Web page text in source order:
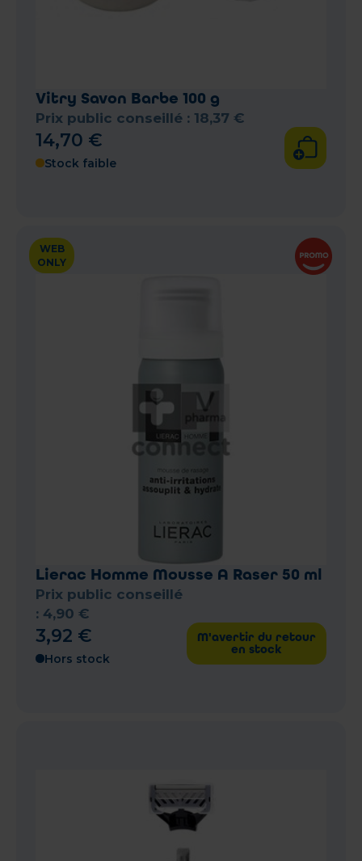
Vitry Savon Barbe 100 g
Prix public conseillé : 18,37 €
14,70 €
Stock faible
WEB
ONLY
Lierac Homme Mousse A Raser 50 ml
Prix public conseillé
: 4,90 €
3,92 €
Hors stock
M'avertir du retour
en stock